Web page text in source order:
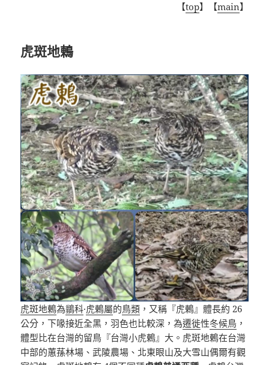
【top】【main】
虎斑地鶇
虎斑地鶇為鶲科·虎鶇屬的鳥類 ，又稱『虎鶇』體長約 26
公分，下喙接近全黑，羽色也比較深，為遷徙性冬候鳥 ，
體型比在台灣的留鳥『台灣小虎鶇』大。虎斑地鶇在台灣
中部的蕙蓀林場、武陵農場、北東眼山及大雪山偶爾有觀